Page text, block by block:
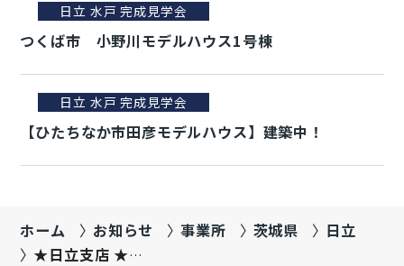
日立 水戸 完成見学会
つくば市 小野川モデルハウス1号棟
日立 水戸 完成見学会
【ひたちなか市田彦モデルハウス】建築中！
ホーム お知らせ 事業所 茨城県
日立
★日立支店 ★整